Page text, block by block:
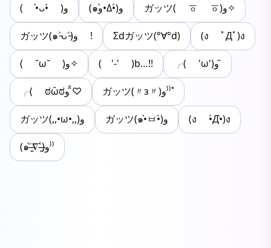
( •̀ᴗ•́ )و (๑و•̀Δ•́)و ガッツ( ㆆ ㆆ)و✧
ガッツ(๑˃̵ᴗ˂̵)و ! Σdガッツ(°∀°d) (ง ﾟДﾟ)ง
( ˘ω˘ )و✧ ( '-' )b…!! ╭( 'ω')و ̑
╭( ಠὢಠو ̑̑♡ ガッツ(〃з〃)و⁾⁾˚
ガッツ(,,•ω•,,)و ガッツ(๑•̀ㅂ•́)و (ง •́Д•̀)ง
(๑˃̶͈̀∇˂̶͈́)و⁾⁾